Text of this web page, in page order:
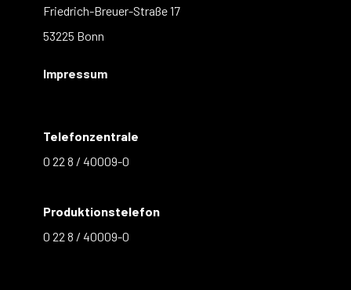
Friedrich-Breuer-Straße 17
53225 Bonn
Impressum
Telefonzentrale
0 22 8 / 40009-0
Produktionstelefon
0 22 8 / 40009-0